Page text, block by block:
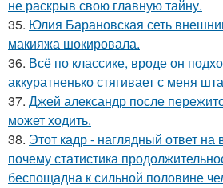
не раскрыв свою главную тайну.
35. Юлия Барановская сеть
макияжа шокировала.
36. Всё по классике, вроде он
аккуратненько стягивает с меня
37. Джей александр после
может ходить.
38. Этот кадр - наглядный ответ
почему статистика
беспощадна к сильной половине